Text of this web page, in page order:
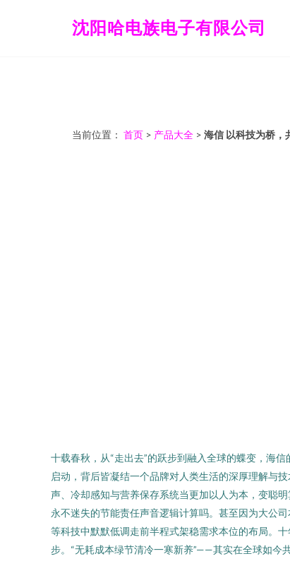
沈阳哈电族电子有限公司
当前位置： 首页 > 产品大全 > 海信 以科技为桥，
十载春秋，从“走出去”的跃步到融入全球的蝶变，海
启动，背后皆凝结一个品牌对人类生活的深厚理解与
声、冷却感知与营养保存系统当更加以人为本，变聪
永不迷失的节能责任声音逻辑计算吗。甚至因为大公
等科技中默默低调走前半程式架稳需求本位的布局。
步。“无耗成本绿节清冷一寒新养”——其实在全球如今